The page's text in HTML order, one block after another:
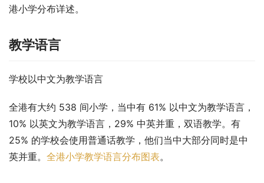
港小学分布详述。
教学语言
学校以中文为教学语言
全港有大约 538 间小学，当中有 61% 以中文为教学语言，
10% 以英文为教学语言，29% 中英并重，双语教学。有
25% 的学校会使用普通话教学，他们当中大部分同时是中
英并重。 全港小学教学语言分布图表。